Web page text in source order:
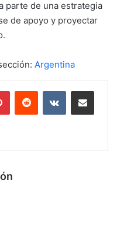
parte de una estrategia
de apoyo y proyectar
Argentina
PinterestReddit VKontakteCompartir por mail